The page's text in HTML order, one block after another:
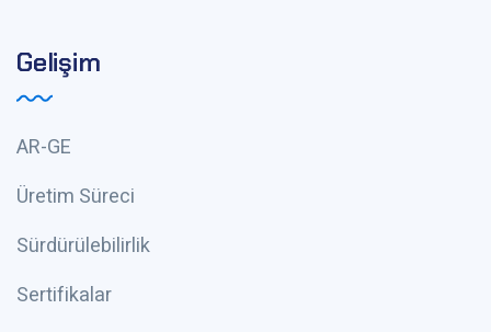
Gelişim
AR-GE
Üretim Süreci
Sürdürülebilirlik
Sertifikalar